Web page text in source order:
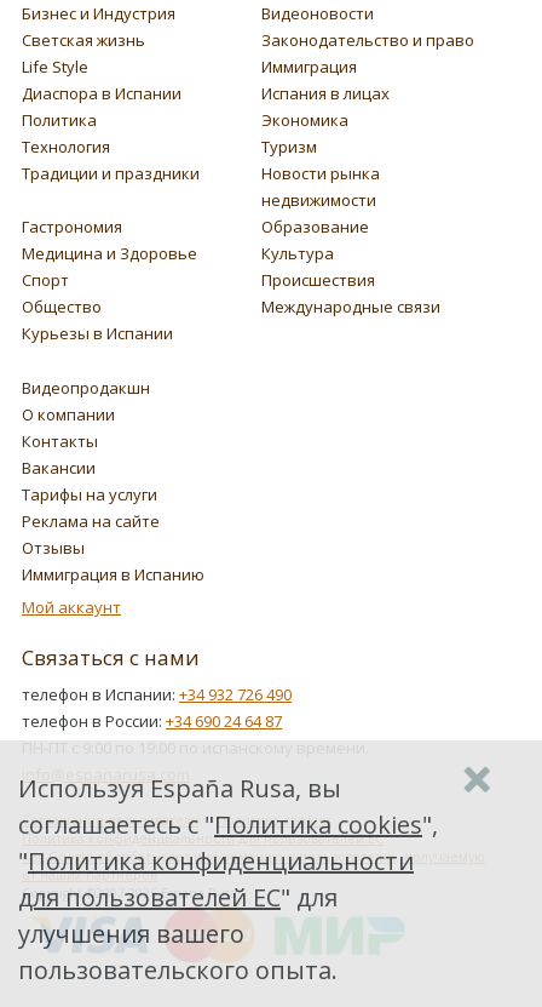
Бизнес и Индустрия
Видеоновости
Светская жизнь
Законодательство и право
Life Style
Иммиграция
Диаспора в Испании
Испания в лицах
Политика
Экономика
Технология
Туризм
Традиции и праздники
Новости рынка
недвижимости
Гастрономия
Образование
Медицина и Здоровье
Культура
Спорт
Происшествия
Общество
Международные связи
Курьезы в Испании
Видеопродакшн
О компании
Контакты
Вакансии
Тарифы на услуги
Реклама на сайте
Отзывы
Иммиграция в Испанию
Мой аккаунт
Связаться с нами
телефон в Испании: +34 932 726 490
телефон в России: +34 690 24 64 87
ПН-ПТ с 9:00 по 19:00 по испанскому времени.
info@espanarusa.com
Соглашение пользователя
Политика cookies
Политика конфиденциальности для пользователей ЕС
Как Google обрабатывает информацию о пользователях, получаемую
от наших партнеров
Copyright ©2007-2026 Espana Rusa
Используя España Rusa, вы
соглашаетесь с "Политика cookies",
"Политика конфиденциальности
для пользователей ЕС" для
улучшения вашего
пользовательского опыта.